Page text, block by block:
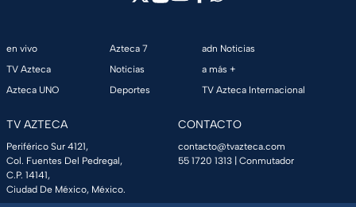
en vivo
TV Azteca
Azteca UNO
Azteca 7
Noticias
Deportes
adn Noticias
a más +
TV Azteca Internacional
TV AZTECA
Periférico Sur 4121,
Col. Fuentes Del Pedregal,
C.P. 14141,
Ciudad De México, México.
CONTACTO
contacto@tvazteca.com
55 1720 1313 | Conmutador